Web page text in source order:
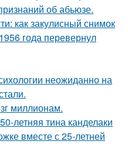
об абьюзе.
как закулисный снимок
года перевернул
неожиданно на
миллионам.
летняя тина канделаки
вместе с 25-летней